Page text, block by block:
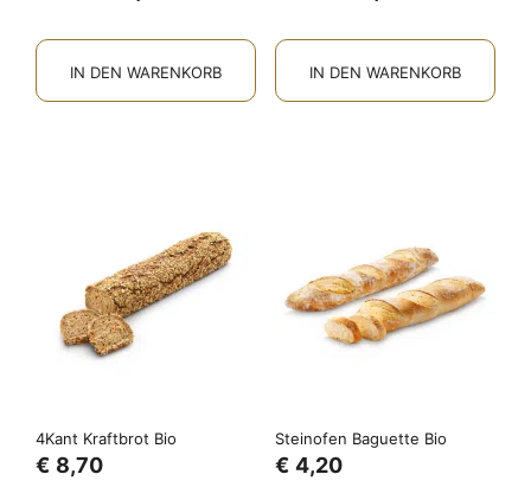
IN DEN WARENKORB IN DEN WARENKORB
4Kant Kraftbrot Bio
€ 8,70
Steinofen Baguette Bio
€ 4,20